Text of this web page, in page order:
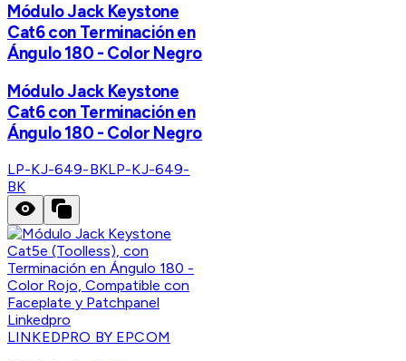
Módulo Jack Keystone
Cat6 con Terminación en
Ángulo 180 - Color Negro
Módulo Jack Keystone
Cat6 con Terminación en
Ángulo 180 - Color Negro
LP-KJ-649-BKLP-KJ-649-
BK
LINKEDPRO BY EPCOM